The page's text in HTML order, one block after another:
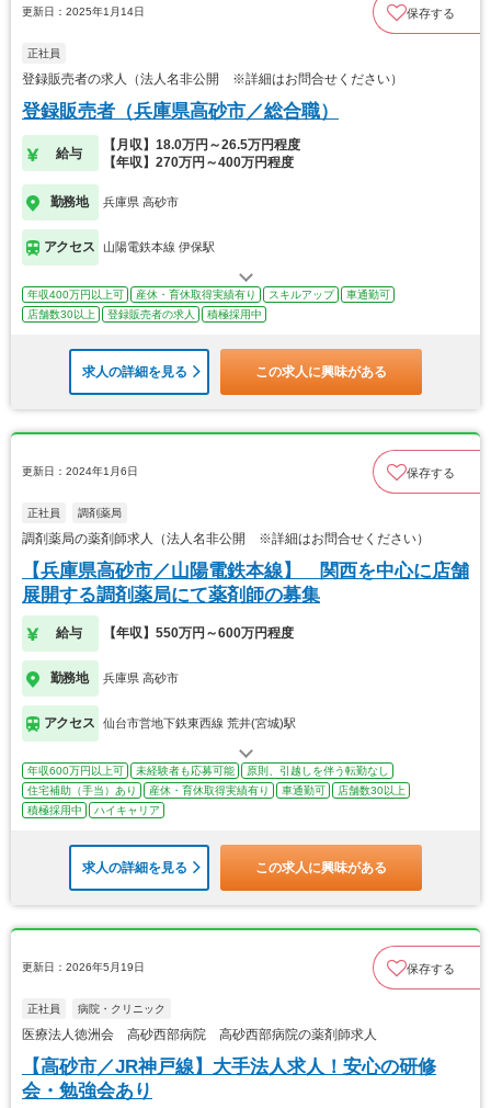
更新日：2025年1月14日 保存する
正社員
登録販売者の求人（法人名非公開 ※詳細はお問合せください）
登録販売者（兵庫県高砂市／総合職）
給与
【月収】18.0万円～26.5万円程度
【年収】270万円～400万円程度
勤務地 兵庫県 高砂市
アクセス 山陽電鉄本線 伊保駅
年収400万円以上可 産休・育休取得実績有り スキルアップ
車通勤可
店舗数30以上
登録販売者の求人 積極採用中
求人の詳細を見る この求人に興味がある
更新日：2024年1月6日 保存する
正社員 調剤薬局
調剤薬局の薬剤師求人（法人名非公開 ※詳細はお問合せください）
【兵庫県高砂市／山陽電鉄本線】 関西を中心に店舗
展開する調剤薬局にて薬剤師の募集
給与 【年収】550万円～600万円程度
勤務地 兵庫県 高砂市
アクセス 仙台市営地下鉄東西線 荒井(宮城)駅
年収600万円以上可 未経験者も応募可能
原則、引越しを伴う転勤なし
住宅補助（手当）あり
産休・育休取得実績有り 車通勤可
店舗数30以上
積極採用中
ハイキャリア
求人の詳細を見る この求人に興味がある
更新日：2026年5月19日 保存する
正社員 病院・クリニック
医療法人徳洲会 高砂西部病院 高砂西部病院の薬剤師求人
【高砂市／JR神戸線】大手法人求人！安心の研修
会・勉強会あり